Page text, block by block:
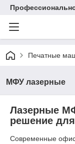
Печатные
МФУ лазерные
Лазерные
решение
Современные